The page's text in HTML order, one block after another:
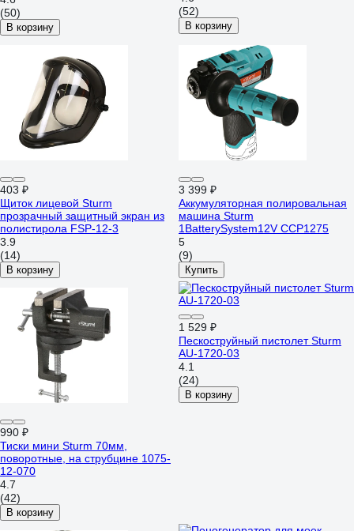
(50)
В корзину
(52)
В корзину
403 ₽
Щиток лицевой Sturm
прозрачный защитный экран из
полистирола FSP-12-3
3.9
(14)
В корзину
3 399 ₽
Аккумуляторная полировальная
машина Sturm
1BatterySystem12V CCP1275
5
(9)
Купить
990 ₽
Тиски мини Sturm 70мм,
поворотные, на струбцине 1075-
12-070
4.7
(42)
В корзину
1 529 ₽
Пескоструйный пистолет Sturm
AU-1720-03
4.1
(24)
В корзину